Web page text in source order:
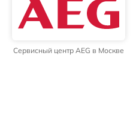
Сервисный центр AEG в Москве